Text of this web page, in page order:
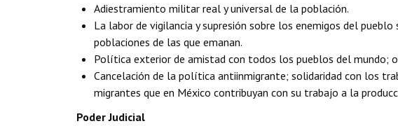
Adiestramiento militar real y universal de la población.
La labor de vigilancia y supresión sobre los enemigos del
poblaciones de las que emanan.
Política exterior de amistad con todos los pueblos del mundo;
Cancelación de la política antiinmigrante; solidaridad con los
migrantes que en México contribuyan con su trabajo a la
Poder Judicial